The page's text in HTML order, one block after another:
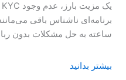
ساعته به حل مشکلات بدون
بیشتر بدانید